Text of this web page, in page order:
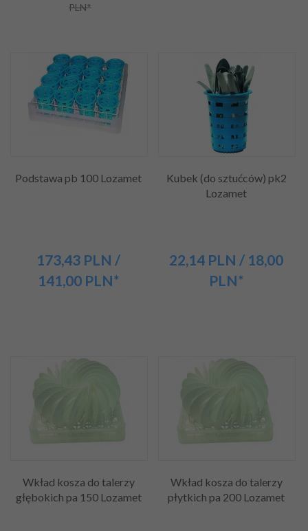
PLN*
Podstawa pb 100 Lozamet
173,43 PLN /
141,00 PLN*
Kubek (do sztućców) pk2
Lozamet
22,14 PLN / 18,00
PLN*
Wkład kosza do talerzy
głębokich pa 150 Lozamet
Wkład kosza do talerzy
płytkich pa 200 Lozamet